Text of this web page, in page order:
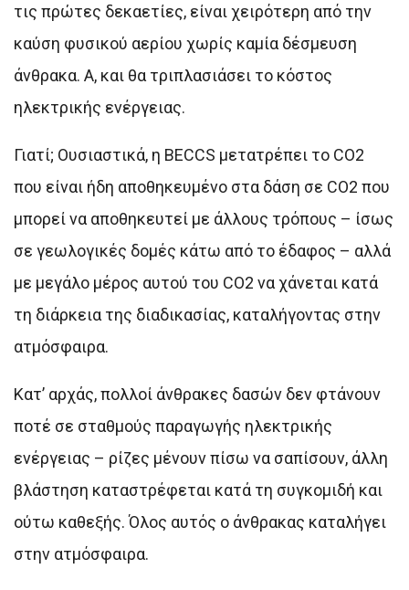
τις πρώτες δεκαετίες, είναι χειρότερη από την
καύση φυσικού αερίου χωρίς καμία δέσμευση
άνθρακα. Α, και θα τριπλασιάσει το κόστος
ηλεκτρικής ενέργειας.
Γιατί; Ουσιαστικά, η BECCS μετατρέπει το CO2
που είναι ήδη αποθηκευμένο στα δάση σε CO2 που
μπορεί να αποθηκευτεί με άλλους τρόπους – ίσως
σε γεωλογικές δομές κάτω από το έδαφος – αλλά
με μεγάλο μέρος αυτού του CO2 να χάνεται κατά
τη διάρκεια της διαδικασίας, καταλήγοντας στην
ατμόσφαιρα.
Κατ’ αρχάς, πολλοί άνθρακες δασών δεν φτάνουν
ποτέ σε σταθμούς παραγωγής ηλεκτρικής
ενέργειας – ρίζες μένουν πίσω να σαπίσουν, άλλη
βλάστηση καταστρέφεται κατά τη συγκομιδή και
ούτω καθεξής. Όλος αυτός ο άνθρακας καταλήγει
στην ατμόσφαιρα.